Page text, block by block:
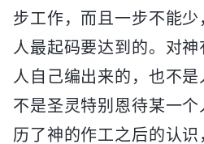
步工作，而且一步不能
人最起码要达到的。对
人自己编出来的，也不
不是圣灵特别恩待某一
历了神的作工之后的认